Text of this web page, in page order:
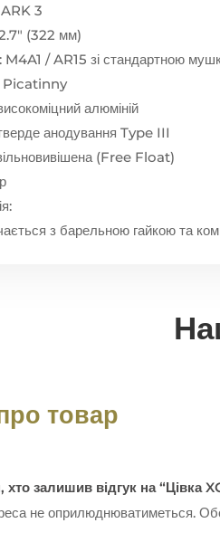
3
(322 мм)
M4A1 / AR15 зі стандартною
Picatinny
алюміній
анодування Type III
(Free Float)
з барельною гайкою та
товар
залишив відгук на “Цівка
не оприлюднюватиметься.